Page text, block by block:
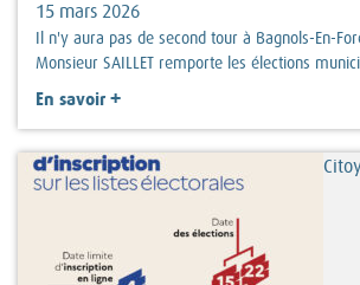
15 mars 2026
Il n'y aura pas de second tour à Bagnols-En-
Monsieur SAILLET remporte les élections
En savoir +